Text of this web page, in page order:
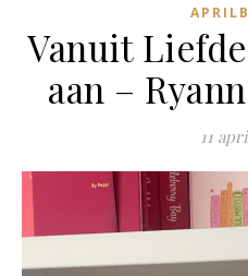
Vanuit
aan –
11